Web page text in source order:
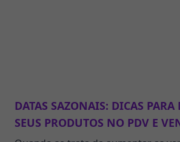
DATAS SAZONAIS: DICAS PARA
SEUS PRODUTOS NO PDV E